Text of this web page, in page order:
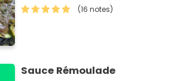
(16 notes)
Sauce Rémoulade